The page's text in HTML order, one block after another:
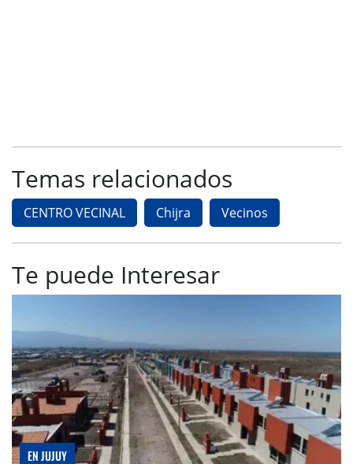
Temas relacionados
CENTRO VECINAL Chijra Vecinos
Te puede Interesar
EN JUJUY